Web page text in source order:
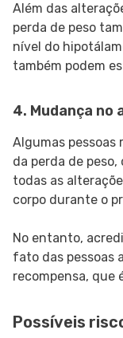
Além das
perda de peso
nível do
também podem
4. Mudança no
Algumas
da perda de
todas as
corpo durante o
No entanto,
fato das pessoas
recompensa, que
Possíveis